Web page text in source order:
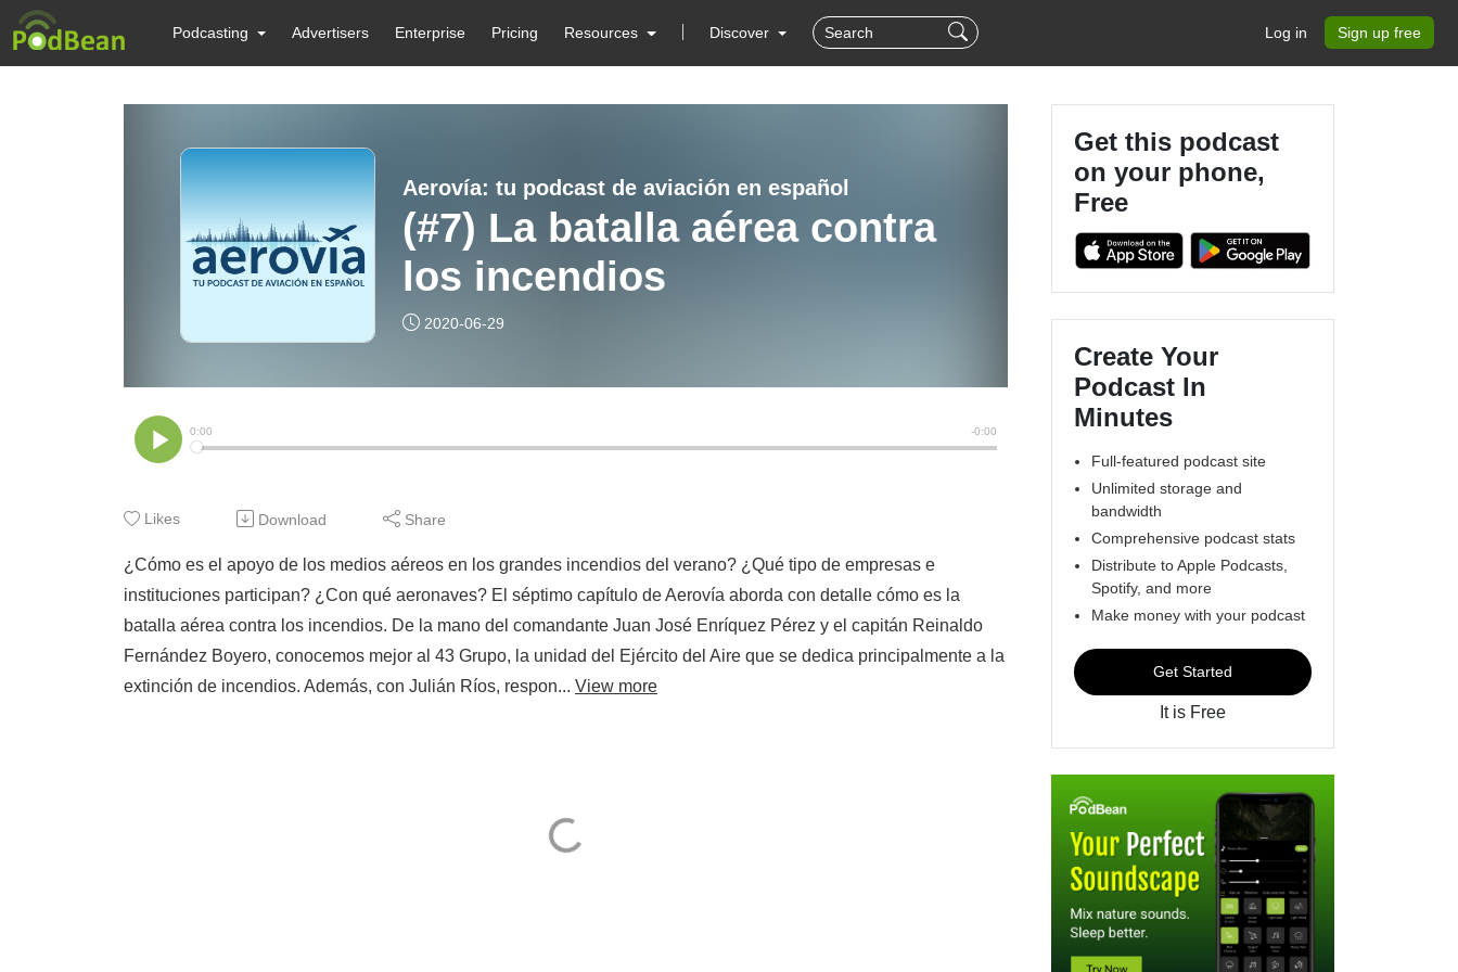
Podcasting Advertisers Enterprise Pricing Resources Discover Log in Sign up free
Aerovía: tu podcast de aviación en español
(#7) La batalla aérea contra
los incendios
2020-06-29
Likes Download Share
¿Cómo es el apoyo de los medios aéreos en los grandes incendios del verano? ¿Qué tipo de empresas e
instituciones participan? ¿Con qué aeronaves? El séptimo capítulo de Aerovía aborda con detalle cómo es la
batalla aérea contra los incendios. De la mano del comandante Juan José Enríquez Pérez y el capitán Reinaldo
Fernández Boyero, conocemos mejor al 43 Grupo, la unidad del Ejército del Aire que se dedica principalmente a la
extinción de incendios. Además, con Julián Ríos, respon... View more
Get this podcast
on your phone,
Free
Create Your
Podcast In
Minutes
Full-featured podcast site
Unlimited storage and
bandwidth
Comprehensive podcast stats
Distribute to Apple Podcasts,
Spotify, and more
Make money with your podcast
Get Started
It is Free